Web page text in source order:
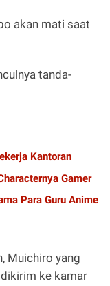
akan mati saat
tanda-
Kantoran
Gamer
Para Guru Anime
Muichiro yang
ke kamar